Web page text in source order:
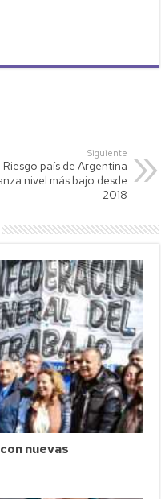
Siguiente
Riesgo país de Argentina
nivel más bajo desde
2018
nuevas